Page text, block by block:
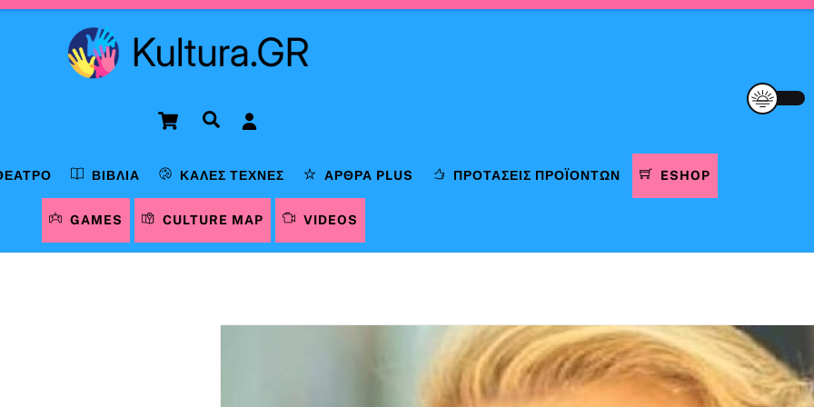
Cart Αναζήτηση
ΒΙΒΛΊΑ ΚΑΛΈΣ ΤΈΧΝΕΣ ΆΡΘΡΑ PLUS ΠΡΟΤΆΣΕΙΣ ΠΡΟΪΌΝΤΩΝ ESHOP
GAMES CULTURE MAP VIDEOS